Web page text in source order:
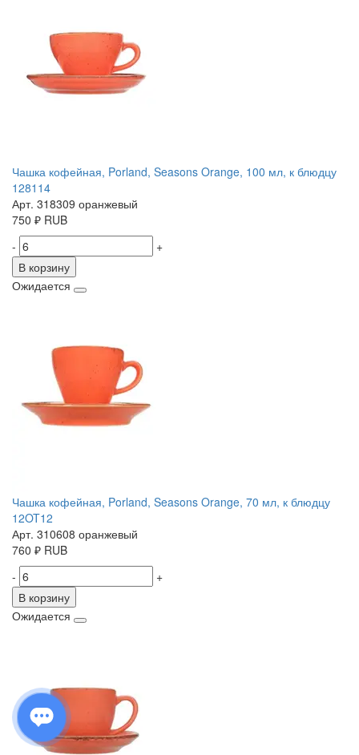
Чашка кофейная, Porland, Seasons Orange, 100 мл, к блюдцу
128114
Арт. 318309 оранжевый
750 ₽ RUB
-
+
В корзину
Ожидается
Чашка кофейная, Porland, Seasons Orange, 70 мл, к блюдцу
12OT12
Арт. 310608 оранжевый
760 ₽ RUB
-
+
В корзину
Ожидается